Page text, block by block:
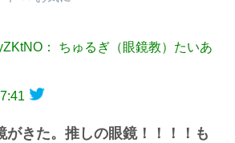
： ちゅるぎ（眼鏡教）たいあ
がきた。推しの眼鏡！！！！も